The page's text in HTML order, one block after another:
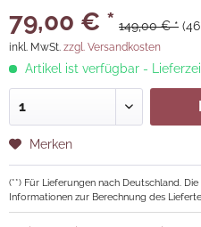
79,00 € * 149,00 € *
inkl. MwSt. zzgl. Versandkosten
Artikel ist verfügbar -
Merken
(**) Für Lieferungen nach Deutschland.
Informationen zur Berechnung des